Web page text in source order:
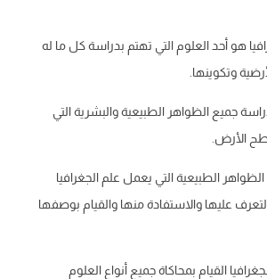
هو أحد العلوم التي تهتم بدراسة كل ما له
وتكوينها.
جميع الظواهر الطبيعية والبشرية التي
الأرض.
الطبيعية التي يعمل علم الجغرافيا
عليها والاستفادة منها والقيام بوصفها
القيام بمحاكاة جميع أنواع العلوم